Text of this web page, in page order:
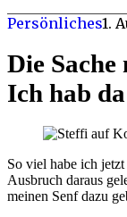
Persönliches1.
Die
Ich hab
So viel habe ich
Ausbruch daraus
meinen Senf dazu